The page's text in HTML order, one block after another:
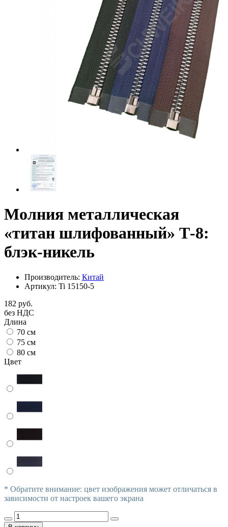
Молния металлическая
«титан шлифованный» Т-8:
блэк-никель
Производитель: Китай
Артикул: Ti 15150-5
182 руб.
без НДС
Длина
70 см
75 см
80 см
Цвет
* Обратите внимание: цвет изображения может отличаться в
зависимости от настроек вашего экрана